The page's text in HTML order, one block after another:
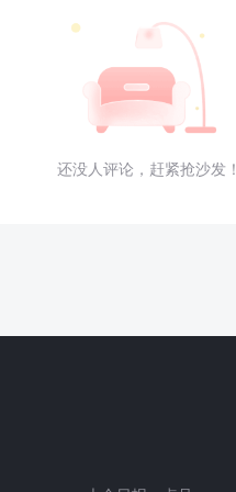
还没人评论，赶紧抢沙发！